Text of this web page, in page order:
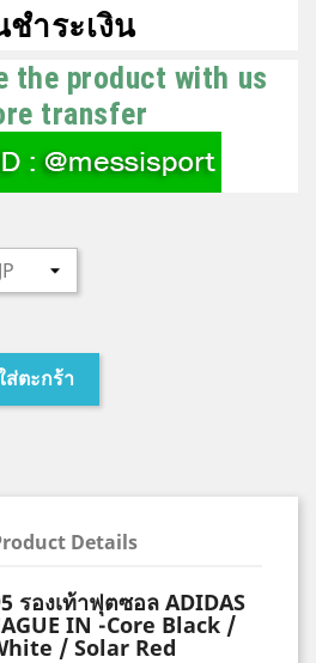
ชำระเงิน
the product with us
transfer
ส่ตะกร้า
Details
รองเท้าฟุตซอล ADIDAS
IN -Core Black /
/ Solar Red